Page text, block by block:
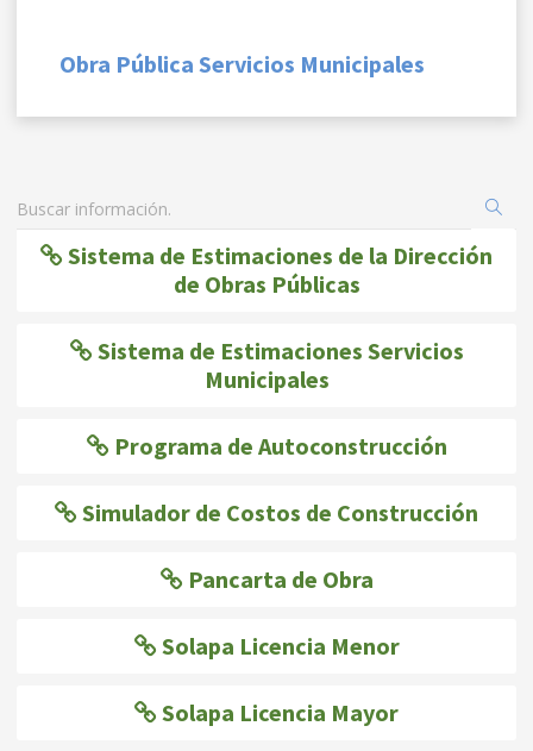
Obra Pública Servicios Municipales
Sistema de Estimaciones de la Dirección
de Obras Públicas
Sistema de Estimaciones Servicios
Municipales
Programa de Autoconstrucción
Simulador de Costos de Construcción
Pancarta de Obra
Solapa Licencia Menor
Solapa Licencia Mayor